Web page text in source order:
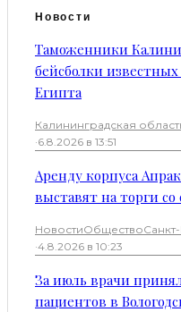
Новости
Таможенники
бейсболки
Египта
Калининградская
·6.8.2026 в 13:51
Аренду корпуса
выставят на торги
НовостиОбщество
·4.8.2026 в 10:23
За июль врачи
пациентов в